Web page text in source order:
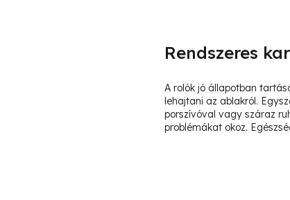
Rendszeres
A rolók jó állapotban
lehajtani az ablakról.
porszívóval vagy száraz
problémákat okoz.